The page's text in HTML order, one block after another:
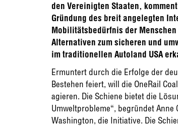
den Vereinigten Staaten,
Gründung des breit angelegten
Mobilitätsbedürfnis der
Alternativen zum sicheren und
im traditionellen Autoland USA
Ermuntert durch die Erfolge der
Bestehen feiert, will die OneRail
agieren. Die Schiene bietet die
Umweltprobleme“, begründet
Washington, die Initiative. Die